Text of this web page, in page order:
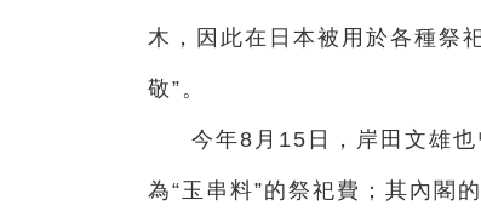
木，因此在日本被用於各種祭
敬”。
今年8月15日，岸田文雄
為“玉串料”的祭祀費；其內閣